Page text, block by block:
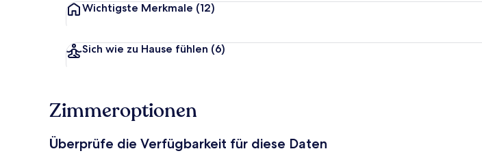
Wichtigste Merkmale (12)
Sich wie zu Hause fühlen (6)
Zimmeroptionen
Überprüfe die Verfügbarkeit für diese Daten